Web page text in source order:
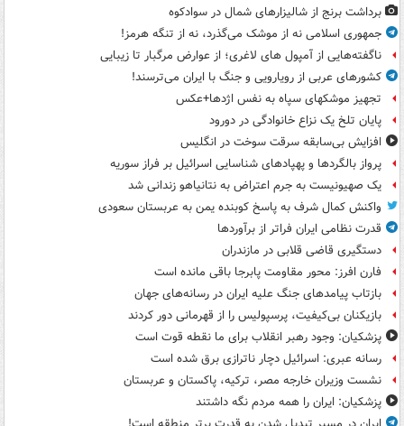
برداشت برنج از شالیزارهای شمال در سوادکوه
جمهوری اسلامی نه از موشک می‌گذرد، نه از تنگه هرمز!
ناگفته‌هایی از آمپول های لاغری؛ از عوارض مرگبار تا زیبایی
کشورهای عربی از رویارویی و جنگ با ایران می‌ترسند!
تجهیز موشکهای سپاه به نفس اژدها+عکس
پایان تلخ یک نزاع خانوادگی در دورود
افزایش بی‌سابقه سرقت سوخت در انگلیس
پرواز بالگردها و پهپادهای شناسایی اسرائیل بر فراز سوریه
یک صهیونیست به جرم اعتراض به نتانیاهو زندانی شد
واکنش کمال شرف به پاسخ کوبنده یمن به عربستان سعودی
قدرت نظامی ایران فراتر از برآوردها
دستگیری قاضی قلابی در مازندران
فارن افرز: محور مقاومت پابرجا باقی مانده است
بازتاب پیامدهای جنگ علیه ایران در رسانه‌های جهان
بازیکنان بی‌کیفیت، پرسپولیس را از قهرمانی دور کردند
پزشکیان: وجود رهبر انقلاب برای ما نقطه قوت است
رسانه عبری: اسرائیل دچار ناترازی برق شده است
نشست وزیران خارجه مصر، ترکیه، پاکستان و عربستان
پزشکیان: ایران را همه مردم نگه داشتند